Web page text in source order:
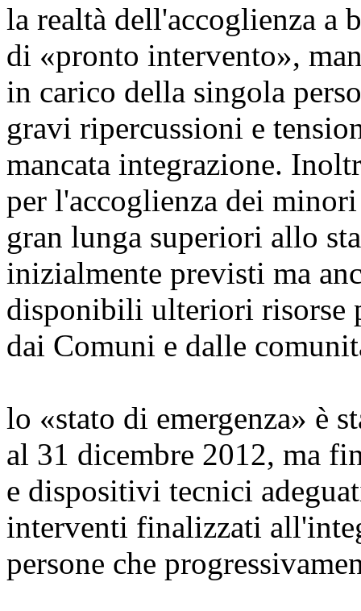
la realtà dell'accoglienza a
di «pronto intervento»,
in carico della singola
gravi ripercussioni e
mancata integrazione.
per l'accoglienza dei
gran lunga superiori allo
inizialmente previsti ma
disponibili ulteriori risorse
dai Comuni e dalle
lo «stato di emergenza» è
al 31 dicembre 2012, ma
e dispositivi tecnici
interventi finalizzati
persone che